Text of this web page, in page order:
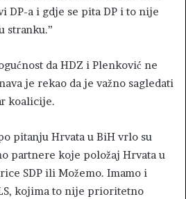
DP-a i gdje se pita DP i to nije
stranku.”
da HDZ i Plenković ne
je rekao da je važno sagledati
koalicije.
pitanju Hrvata u BiH vrlo su
partnere koje položaj Hrvata u
SDP ili Možemo. Imamo i
kojima to nije prioritetno